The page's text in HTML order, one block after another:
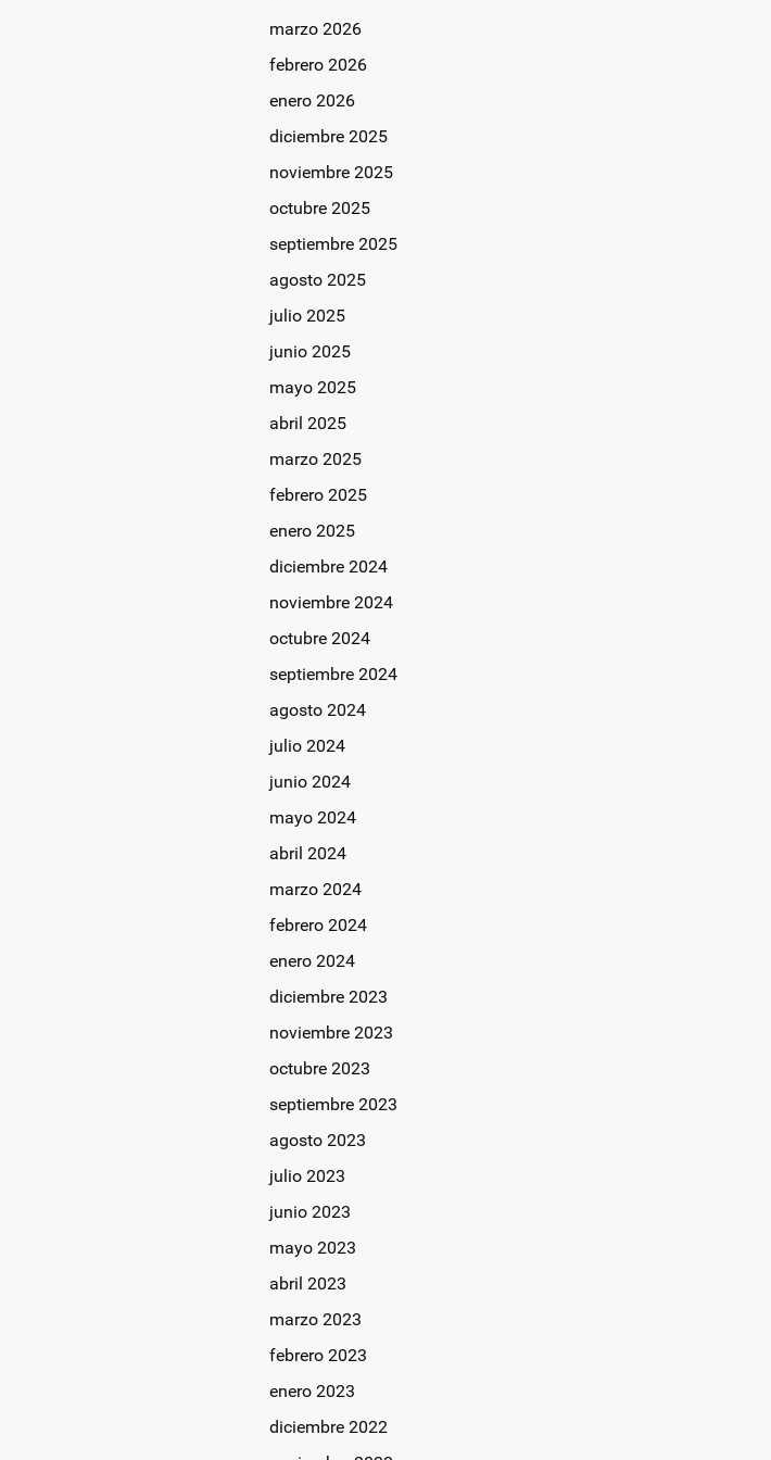
marzo 2026
febrero 2026
enero 2026
diciembre 2025
noviembre 2025
octubre 2025
septiembre 2025
agosto 2025
julio 2025
junio 2025
mayo 2025
abril 2025
marzo 2025
febrero 2025
enero 2025
diciembre 2024
noviembre 2024
octubre 2024
septiembre 2024
agosto 2024
julio 2024
junio 2024
mayo 2024
abril 2024
marzo 2024
febrero 2024
enero 2024
diciembre 2023
noviembre 2023
octubre 2023
septiembre 2023
agosto 2023
julio 2023
junio 2023
mayo 2023
abril 2023
marzo 2023
febrero 2023
enero 2023
diciembre 2022